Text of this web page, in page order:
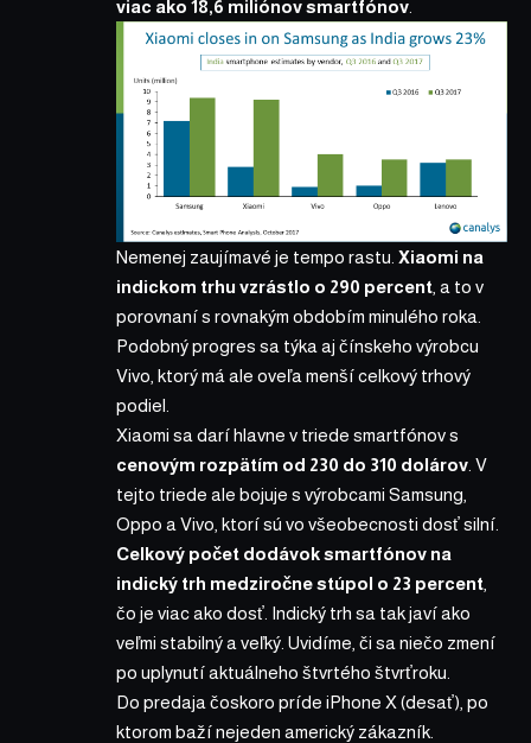
viac ako 18,6 miliónov smartfónov
Nemenej zaujímavé je tempo rastu. Xiaomi na
indickom trhu vzrástlo o 290 percent , a to v
porovnaní s rovnakým obdobím minulého roka.
Podobný progres sa týka aj čínskeho výrobcu
Vivo , ktorý má ale oveľa menší celkový trhový
podiel.
Xiaomi sa darí hlavne v triede smartfónov s
cenovým rozpätím od 230 do 310 dolárov . V
tejto triede ale bojuje s výrobcami Samsung,
Oppo a Vivo, ktorí sú vo všeobecnosti dosť silní.
Celkový počet dodávok smartfónov na
indický trh medziročne stúpol o 23 percent
čo je viac ako dosť. Indický trh sa tak javí ako
veľmi stabilný a veľký. Uvidíme, či sa niečo zmení
po uplynutí aktuálneho štvrtého štvrťroku.
Do predaja čoskoro príde iPhone X (desať), po
ktorom baží nejeden americký zákazník.